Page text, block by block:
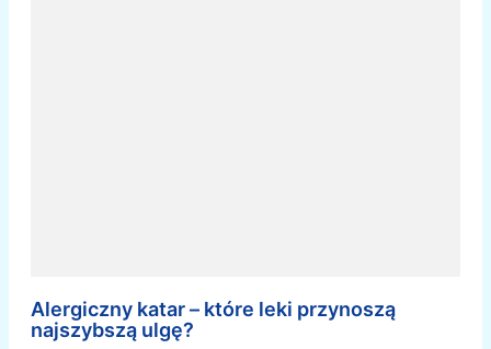
Alergiczny katar – które leki przynoszą
najszybszą ulgę?